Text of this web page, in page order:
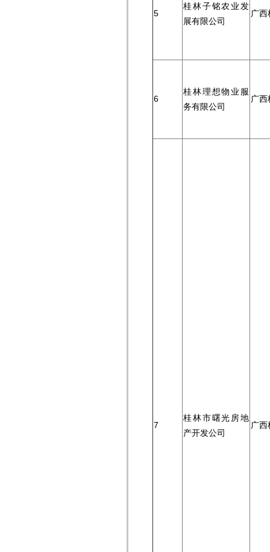
5
桂林子铭农业发
展有限公司
广
6
桂林理想物业服
务有限公司
广
7
桂林市曙光房地
产开发公司
广